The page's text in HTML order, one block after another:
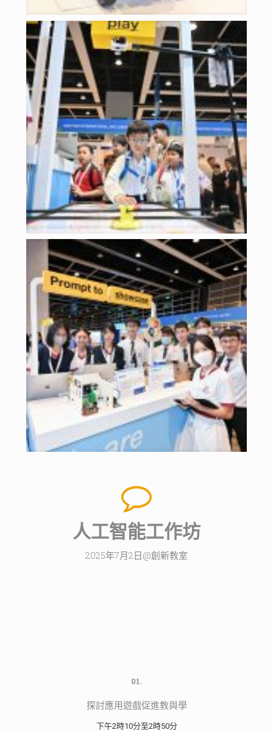
人工智能工作坊
2025年7月2日@創新教室
01.
探討應用遊戲促進教與學
下午2時10分至2時50分